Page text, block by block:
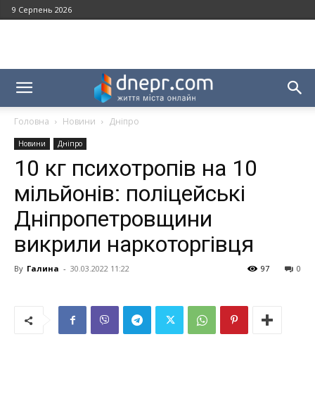
9 Серпень 2026
Головна Новини Дніпро
Новини Дніпро
10 кг психотропів на 10
мільйонів: поліцейські
Дніпропетровщини
викрили наркоторгівця
By Галина - 30.03.2022 11:22 0
97